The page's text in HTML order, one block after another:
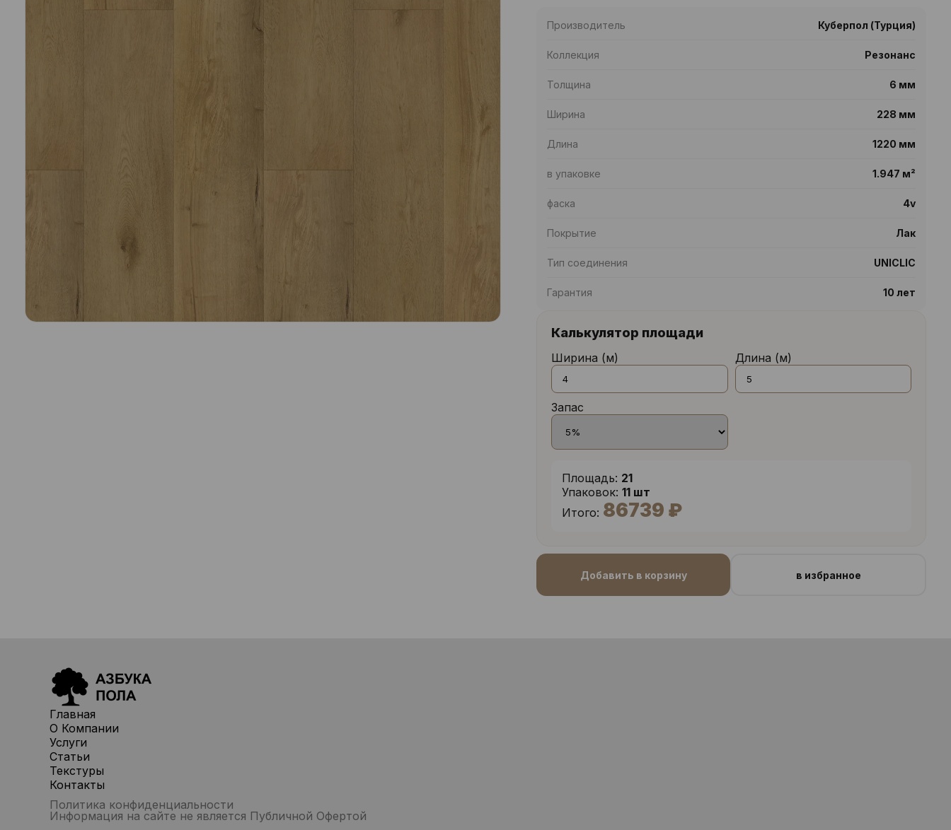
Производитель Куберпол (Турция)
Коллекция Резонанс
Толщина 6 мм
Ширина 228 мм
Длина 1220 мм
в упаковке 1.947 м²
фаска 4v
Покрытие Лак
Тип соединения UNICLIC
Гарантия 10 лет
Калькулятор площади
Ширина (м) Длина (м)
Запас
Площадь: 21
Упаковок: 11 шт
Итого: 86739 ₽
Добавить в корзину в избранное
Главная
О Компании
Услуги
Статьи
Текстуры
Контакты
Политика конфиденциальности
Информация на сайте не является Публичной Офертой